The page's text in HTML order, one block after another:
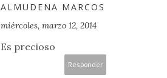
ALMUDENA MARCOS
miércoles, marzo 12, 2014
Es precioso
Responder